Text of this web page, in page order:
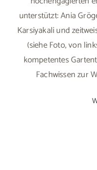
unterstützt: Ania
Karsiyakali und
(siehe Foto, von
kompetentes
Fachwissen zur